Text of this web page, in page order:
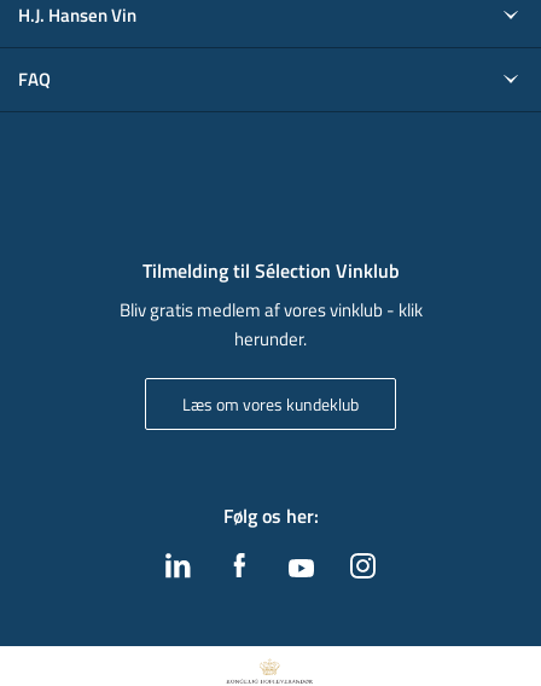
H.J. Hansen Vin
FAQ
Tilmelding til Sélection Vinklub
Bliv gratis medlem af vores vinklub - klik
herunder.
Læs om vores kundeklub
Følg os her: